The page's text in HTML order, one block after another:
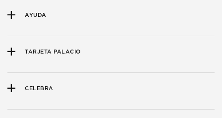
AYUDA
TARJETA PALACIO
CELEBRA